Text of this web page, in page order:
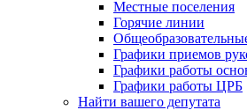
Местные поселения
Горячие линии
Графики приемов
Графики работы
Графики работы ЦРБ
Найти вашего депутата